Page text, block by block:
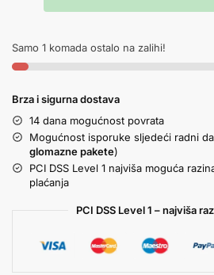
Samo 1 komada ostalo na zalihi!
Brza i sigurna dostava
14 dana mogućnost povrata
Mogućnost isporuke sljedeći radni
glomazne pakete)
PCI DSS Level 1 najviša moguća
plaćanja
PCI DSS Level 1 – najviša